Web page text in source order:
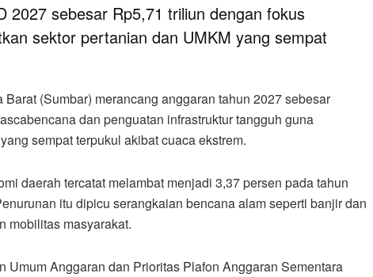
2027 sebesar Rp5,71 triliun dengan fokus
sektor pertanian dan UMKM yang sempat
(Sumbar) merancang anggaran tahun 2027 sebesar
dan penguatan infrastruktur tangguh guna
sempat terpukul akibat cuaca ekstrem.
daerah tercatat melambat menjadi 3,37 persen pada tahun
itu dipicu serangkaian bencana alam seperti banjir dan
mobilitas masyarakat.
Anggaran dan Prioritas Plafon Anggaran Sementara